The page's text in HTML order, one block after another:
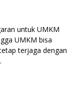
untuk UMKM
UMKM bisa
terjaga dengan